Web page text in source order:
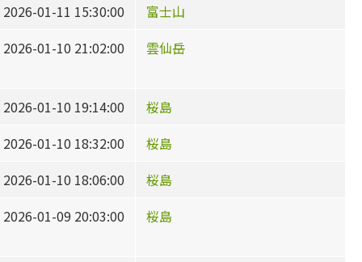
2026-01-11 15:30:00
富士山
2026-01-10 21:02:00
雲仙岳
2026-01-10 19:14:00
桜島
2026-01-10 18:32:00
桜島
2026-01-10 18:06:00
桜島
2026-01-09 20:03:00
桜島